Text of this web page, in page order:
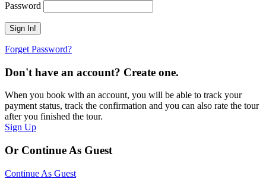
Password
Forget Password?
Don't have an account? Create one.
When you book with an account, you will be able to track your
payment status, track the confirmation and you can also rate the tour
after you finished the tour.
Sign Up
Or Continue As Guest
Continue As Guest